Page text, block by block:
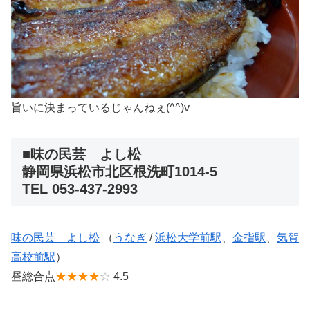
旨いに決まっているじゃんねぇ(^^)v
■味の民芸 よし松
静岡県浜松市北区根洗町1014-5
TEL 053-437-2993
味の民芸 よし松 （ うなぎ /浜松大学前駅 金指駅
気賀
高校前駅）
昼総合点★★★★☆ 4.5